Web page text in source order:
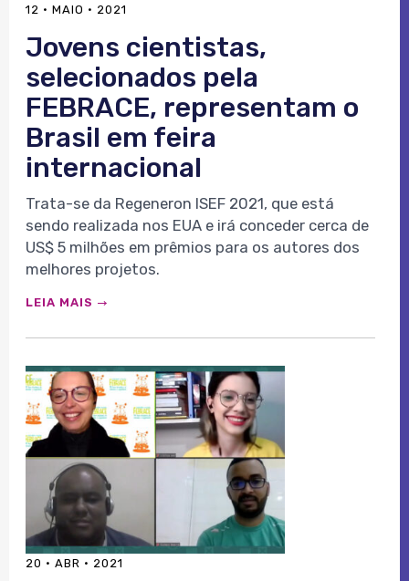
12 · MAIO · 2021
Jovens cientistas,
selecionados pela
FEBRACE, representam o
Brasil em feira
internacional
Trata-se da Regeneron ISEF 2021, que está
sendo realizada nos EUA e irá conceder cerca de
US$ 5 milhões em prêmios para os autores dos
melhores projetos.
LEIA MAIS
20 · ABR · 2021